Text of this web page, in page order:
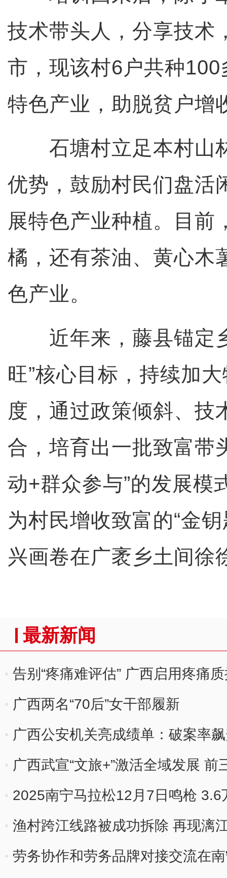
技术带头人，分享技术
市，现该村6户共种
特色产业，助脱贫户增
石塘村立足本村山
优势，鼓励村民们盘活
展特色产业种植。目前
橘，还有茶油、黄心木
色产业。
近年来，藤县锚定
旺”核心目标，持续加
度，通过政策倾斜、技
合，培育出一批致富带
动+群众参与”的发展模
为村民增收致富的“金
兴画卷在广袤乡土间徐
最新新闻
告别“疼痛难评估” 广西启用疼痛
广西两名“70后”女干部履新
广西公安机关亮成绩单：破案率
广西武宣“文旅+”激活全域发展
2025南宁马拉松12月7日鸣枪 3.6
渔村跨江线路被成功拆除 再现漓
劳务协作和劳务品牌对接交流在